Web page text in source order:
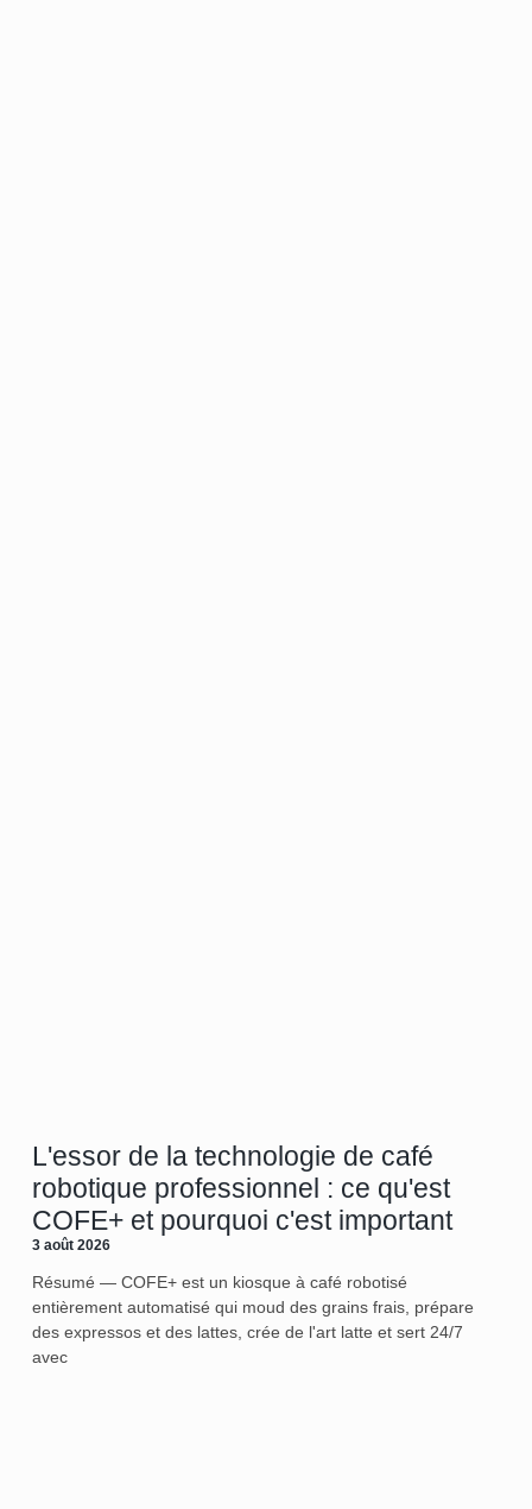
L'essor de la technologie de café
robotique professionnel : ce qu'est
COFE+ et pourquoi c'est important
3 août 2026
Résumé — COFE+ est un kiosque à café robotisé
entièrement automatisé qui moud des grains frais, prépare
des expressos et des lattes, crée de l'art latte et sert 24/7
avec